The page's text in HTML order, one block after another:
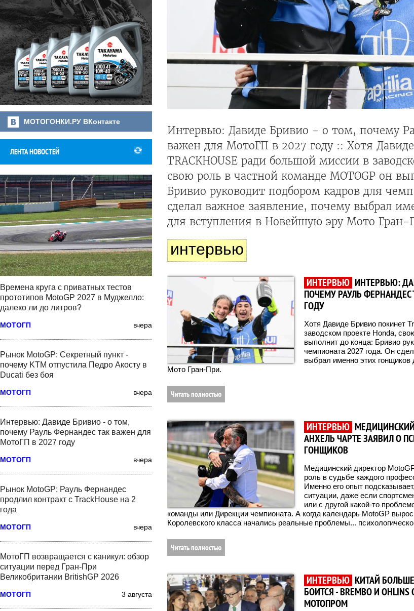
МОТОГОНКИ.РУ ВКонтакте
ЛЕНТА НОВОСТЕЙ
Времена круга с приватных тестов
прототипов MotoGP 2027 в Муджелло:
далеко ли до литров?
МОТОГП вчера
Рынок MotoGP: Секретный пункт -
почему KTM отпустила Педро Акосту в
Ducati без боя
МОТОГП вчера
Интервью: Давиде Бривио - о том,
почему Рауль Фернандес так важен для
МотоГП в 2027 году
МОТОГП вчера
Рынок MotoGP: Рауль Фернандес
продлил контракт с TrackHouse на 2
года
МОТОГП вчера
МотоГП возвращается с каникул: обзор
ситуации перед Гран-При
Великобритании BritishGP 2026
МОТОГП 3 августа
Интервью: Давиде Бривио - о том, почему
важен для МотоГП в 2027 году :: Хотя
TRACKHOUSE ради большой миссии в
свою роль в частной команде MOTOGP он
Бривио руководит подбором кадров для
сделал важное заявление, почему выбрал
для вступления в Новейшую эру Мото Гран-
интервью
ИНТЕРВЬЮ ИНТЕРВЬЮ:
ПОЧЕМУ РАУЛЬ
ГОДУ
Хотя Давиде Бривио покинет
заводском проекте Honda,
выполнит до конца: Бривио
чемпионата 2027 года. Он
выбрал именно этих
Мото Гран-При.
Читать полностью
ИНТЕРВЬЮ МЕДИЦИНСКИЙ
АНХЕЛЬ ЧАРТЕ ЗАЯВИЛ О
ГОНЩИКОВ
Медицинский директор
роль в судьбе каждого
Именно его опыт
ситуации, даже если
или с другой какой-то
команды или Дирекции чемпионата. А когда календарь MotoGP
Королевского класса начались реальные проблемы...
Читать полностью
ИНТЕРВЬЮ КИТАЙ БОЛЬШЕ
БОИТСЯ - BREMBO И
МОТОПРОМ